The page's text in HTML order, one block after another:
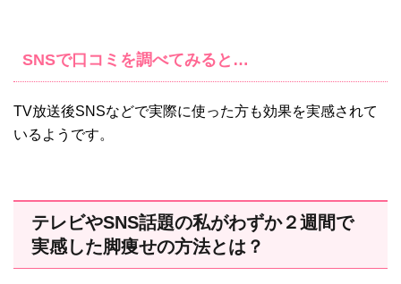
SNSで口コミを調べてみると…
TV放送後SNSなどで実際に使った方も効果を実感されて
いるようです。
テレビやSNS話題の私がわずか２週間で
実感した脚痩せの方法とは？